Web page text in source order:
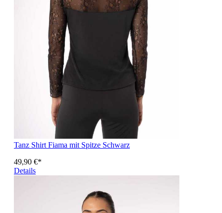
Tanz Shirt Fiama mit Spitze Schwarz
49,90 €*
Details